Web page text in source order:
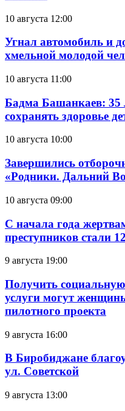
10 августа 12:00
Угнал автомобиль и
хмельной молодой
10 августа 11:00
Бадма Башанкаев: 35
сохранять здоровье
10 августа 10:00
Завершились
«Родники. Дальний
10 августа 09:00
С начала года
преступников стали
9 августа 19:00
Получить
услуги могут
пилотного проекта
9 августа 16:00
В Биробиджане
ул. Советской
9 августа 13:00